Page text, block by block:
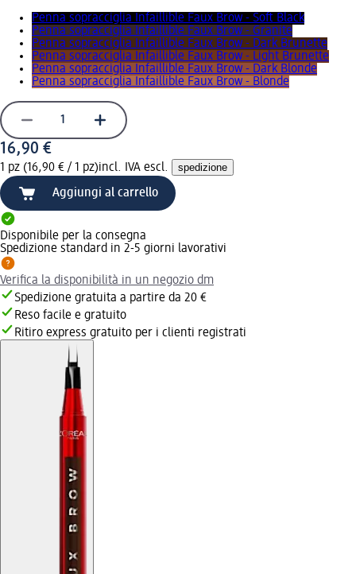
Penna sopracciglia Infaillible Faux Brow - Soft Black
Penna sopracciglia Infaillible Faux Brow - Granite
Penna sopracciglia Infaillible Faux Brow - Dark Brunette
Penna sopracciglia Infaillible Faux Brow - Light Brunette
Penna sopracciglia Infaillible Faux Brow - Dark Blonde
Penna sopracciglia Infaillible Faux Brow - Blonde
16,90 €
1 pz (16,90 € / 1 pz)incl. IVA escl. spedizione
Aggiungi al carrello
Disponibile per la consegna
Spedizione standard in 2-5 giorni lavorativi
Verifica la disponibilità in un negozio dm
Spedizione gratuita a partire da 20 €
Reso facile e gratuito
Ritiro express gratuito per i clienti registrati